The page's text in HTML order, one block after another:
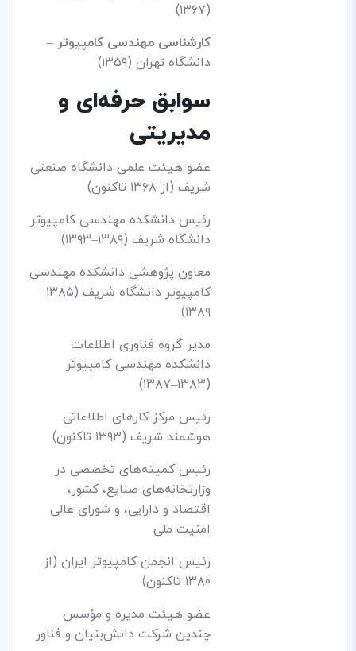
(۱۳۶۷)
کارشناسی مهندسی کامپیوتر –
دانشگاه تهران (۱۳۵۹)
سوابق حرفه‌ای و
مدیریتی
عضو هیئت علمی دانشگاه صنعتی
شریف (از ۱۳۶۸ تاکنون)
رئیس دانشکده مهندسی کامپیوتر
دانشگاه شریف (۱۳۸۹–۱۳۹۳)
معاون پژوهشی دانشکده مهندسی
کامپیوتر دانشگاه شریف (۱۳۸۵–
۱۳۸۹)
مدیر گروه فناوری اطلاعات
دانشکده مهندسی کامپیوتر
(۱۳۸۳–۱۳۸۷)
رئیس مرکز کارهای اطلاعاتی
هوشمند شریف (۱۳۹۳ تاکنون)
رئیس کمیته‌های تخصصی در
وزارتخانه‌های صنایع، کشور،
اقتصاد و دارایی، و شورای عالی
امنیت ملی
رئیس انجمن کامپیوتر ایران (از
۱۳۸۰ تاکنون)
عضو هیئت مدیره و مؤسس
چندین شرکت دانش‌بنیان و فناور